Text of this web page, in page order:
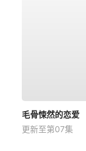
毛骨悚然的恋爱
更新至第07集